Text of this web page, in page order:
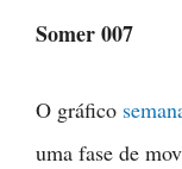
Somer 007
O gráfico
uma fase de